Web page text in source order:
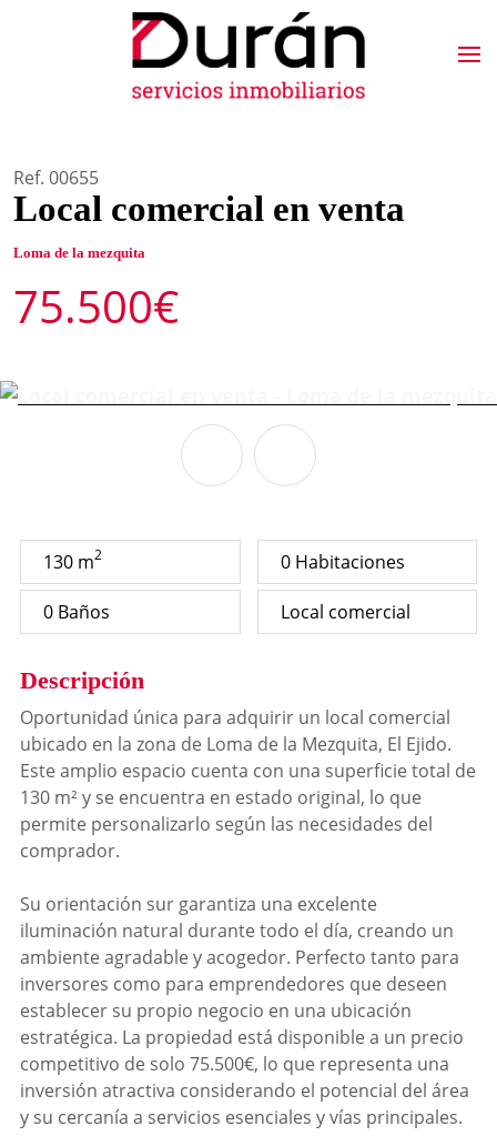
Ref. 00655
Local comercial en venta
Loma de la mezquita
75.500€
130 m2 0 Habitaciones
0 Baños Local comercial
Descripción
Oportunidad única para adquirir un local comercial
ubicado en la zona de Loma de la Mezquita, El Ejido.
Este amplio espacio cuenta con una superficie total de
130 m² y se encuentra en estado original, lo que
permite personalizarlo según las necesidades del
comprador.
Su orientación sur garantiza una excelente
iluminación natural durante todo el día, creando un
ambiente agradable y acogedor. Perfecto tanto para
inversores como para emprendedores que deseen
establecer su propio negocio en una ubicación
estratégica. La propiedad está disponible a un precio
competitivo de solo 75.500€, lo que representa una
inversión atractiva considerando el potencial del área
y su cercanía a servicios esenciales y vías principales.